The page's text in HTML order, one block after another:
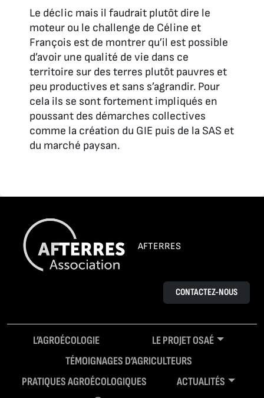
Le déclic mais il faudrait plutôt dire le
moteur ou le challenge de Céline et
François est de montrer qu’il est possible
d’avoir une qualité de vie dans ce
territoire sur des terres plutôt pauvres et
peu productives et sans s’agrandir. Pour
cela ils se sont fortement impliqués en
poussant des démarches collectives
comme la création du GIE puis de la SAS et
du marché paysan.
AFTERRES
CONTACTEZ-NOUS
L’AGROÉCOLOGIE
LE PROJET OSAÉ
TÉMOIGNAGES D’AGRICULTEURS
PRATIQUES AGROÉCOLOGIQUES
ACTUALITÉS